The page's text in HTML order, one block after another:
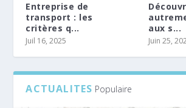
Entreprise de
transport : les
critères q...
Juil 16, 2025
aux s...
Juin 25,
ACTUALITES Populaire